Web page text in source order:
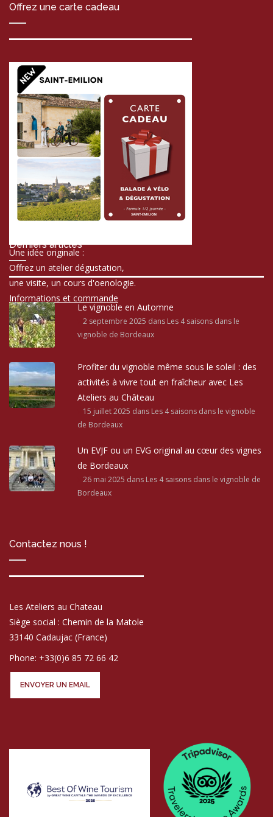
Offrez une carte cadeau
Une idée originale :
Offrez un atelier dégustation,
une visite, un cours d'oenologie.
Informations et commande
Derniers articles
Le vignoble en Automne
2 septembre 2025 dans Les 4 saisons dans le
vignoble de Bordeaux
Profiter du vignoble même sous le soleil : des
activités à vivre tout en fraîcheur avec Les
Ateliers au Château
15 juillet 2025 dans Les 4 saisons dans le vignoble
de Bordeaux
Un EVJF ou un EVG original au cœur des vignes
de Bordeaux
26 mai 2025 dans Les 4 saisons dans le vignoble de
Bordeaux
Contactez nous !
Les Ateliers au Chateau
Siège social : Chemin de la Matole
33140 Cadaujac (France)
Phone: +33(0)6 85 72 66 42
ENVOYER UN EMAIL